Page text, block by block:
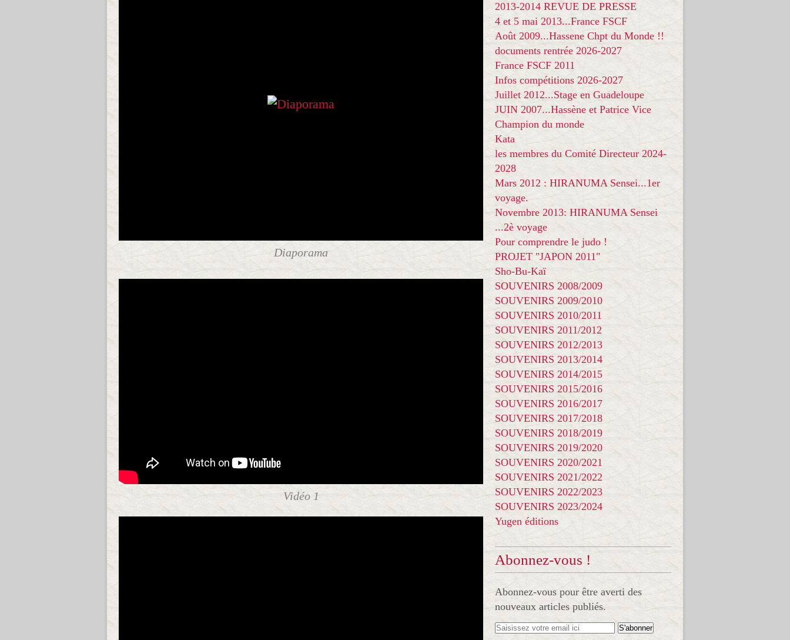
Diaporama
Vidéo 1
2013-2014 REVUE DE PRESSE
4 et 5 mai 2013...France FSCF
Août 2009...Hassene Chpt du Monde !!
documents rentrée 2026-2027
France FSCF 2011
Infos compétitions 2026-2027
Juillet 2012...Stage en Guadeloupe
JUIN 2007...Hassène et Patrice Vice
Champion du monde
Kata
les membres du Comité Directeur 2024-
2028
Mars 2012 : HIRANUMA Sensei...1er
voyage.
Novembre 2013: HIRANUMA Sensei
...2è voyage
Pour comprendre le judo !
PROJET "JAPON 2011"
Sho-Bu-Kaï
SOUVENIRS 2008/2009
SOUVENIRS 2009/2010
SOUVENIRS 2010/2011
SOUVENIRS 2011/2012
SOUVENIRS 2012/2013
SOUVENIRS 2013/2014
SOUVENIRS 2014/2015
SOUVENIRS 2015/2016
SOUVENIRS 2016/2017
SOUVENIRS 2017/2018
SOUVENIRS 2018/2019
SOUVENIRS 2019/2020
SOUVENIRS 2020/2021
SOUVENIRS 2021/2022
SOUVENIRS 2022/2023
SOUVENIRS 2023/2024
Yugen éditions
Abonnez-vous !
Abonnez-vous pour être averti des
nouveaux articles publiés.